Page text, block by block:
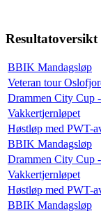
BBIK Mandagsløp
Veteran tour
Drammen City Cup
Vakkertjernløpet
Høstløp med PWT-
BBIK Mandagsløp
Drammen City Cup
Vakkertjernløpet
Høstløp med PWT-
BBIK Mandagsløp